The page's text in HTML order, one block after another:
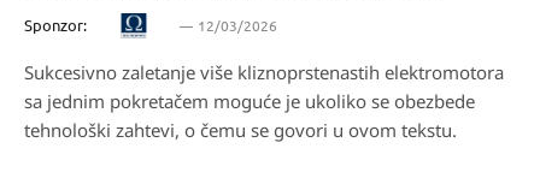
Sponzor: 12/03/2026
Sukcesivno zaletanje više kliznoprstenastih elektromotora
sa jednim pokretačem moguće je ukoliko se obezbede
tehnološki zahtevi, o čemu se govori u ovom tekstu.